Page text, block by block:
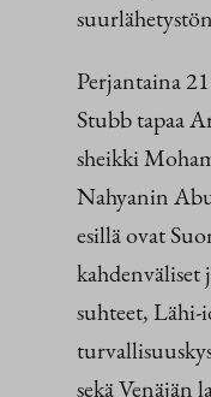
Perjantaina
Stubb tapaa
sheikki
Nahyanin
esillä ovat
kahdenväliset
suhteet,
sekä Venäjän